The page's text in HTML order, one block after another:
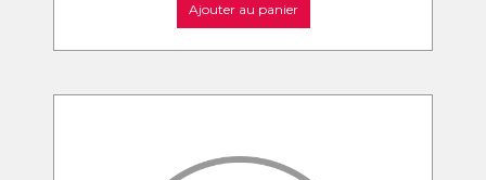
Ajouter au panier